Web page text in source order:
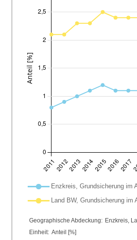
Plot-Legende: Liste der im Diagramm
Enzkreis, Grundsicherung im
Land BW, Grundsicherung im
Chart details
Geographische Abdeckung: Enzkreis,
Einheit: Anteil [%]